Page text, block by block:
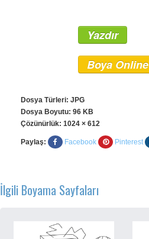
Yazdır
Boya Online
Dosya Türleri: JPG
Dosya Boyutu: 96 KB
Çözünürlük: 1024 × 612
Paylaş: Facebook Pinterest
İlgili Boyama Sayfaları